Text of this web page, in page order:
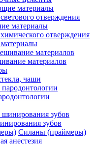
материалы
отверждения
материалы
отверждения
материалов
чаши
зубов
Силаны (праймеры)